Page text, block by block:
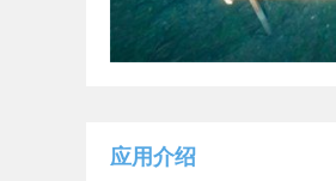
应用介绍